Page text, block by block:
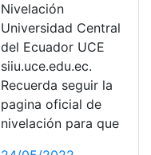
Nivelación
Universidad Central
del Ecuador UCE
siiu.uce.edu.ec.
Recuerda seguir la
pagina oficial de
nivelación para que